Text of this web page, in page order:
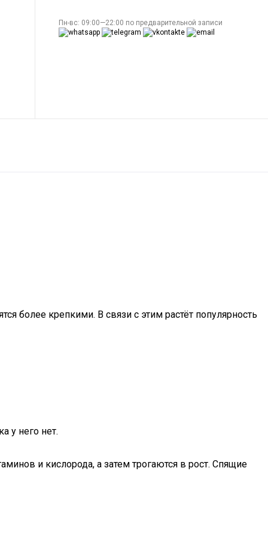
Пн-вс: 09:00—22:00 по предварительной записи
более крепкими. В связи с этим растёт популярность
у него нет.
и кислорода, а затем трогаются в рост. Спящие